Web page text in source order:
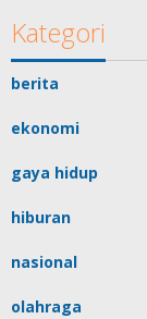
Kategori
berita
ekonomi
gaya hidup
hiburan
nasional
olahraga